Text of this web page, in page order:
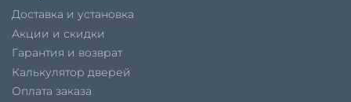
Доставка и установка
Акции и скидки
Гарантия и возврат
Калькулятор дверей
Оплата заказа